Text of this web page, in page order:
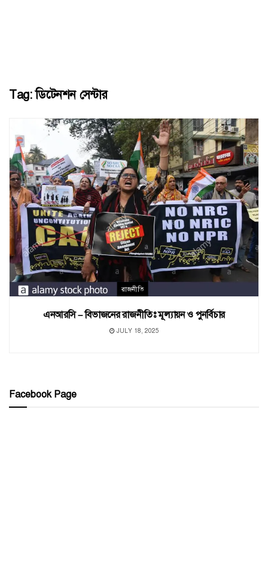
Tag:ডিটেনশন সেন্টার
রাজনীতি
এনআরসি – বিভাজনের রাজনীতিঃ মূল্যায়ন ও পুনর্বিচার
JULY 18, 2025
Facebook Page